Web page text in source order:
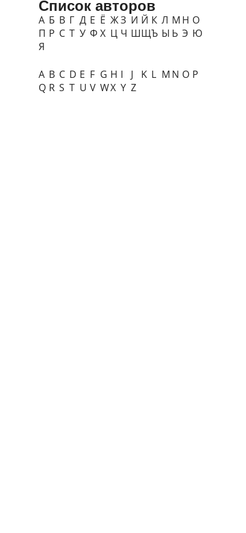
Список авторов
А Б В Г Д Е Ё ЖЗ И Й К Л М Н О
П Р С Т У Ф Х Ц Ч ШЩЪ Ы Ь Э Ю
Я
A B C D E F G H I J K L M N O P
Q R S T U V WX Y Z